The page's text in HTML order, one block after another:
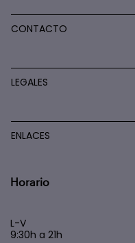
CONTACTO
LEGALES
ENLACES
Horario
L-V
9:30h a 21h